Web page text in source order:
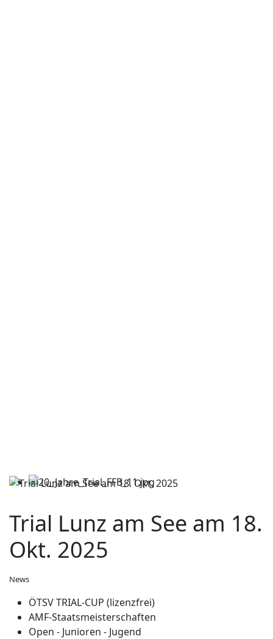
Trial Lunz am See am 18.
Okt. 2025
News
ÖTSV TRIAL-CUP (lizenzfrei)
AMF-Staatsmeisterschaften
Open - Junioren - Jugend